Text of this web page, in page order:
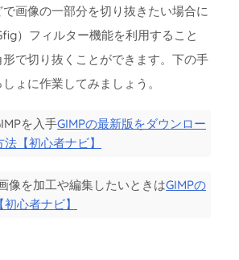
画像の一部分を切り抜きたい場合に
）フィルター機能を利用すること
で切り抜くことができます。下の手
ょに作業してみましょう。
を入手GIMPの最新版をダウンロー
法【初心者ナビ】
像を加工や編集したいときはGIMPの
心者ナビ】